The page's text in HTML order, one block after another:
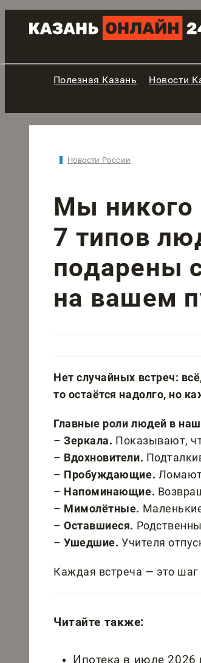
Полезная Казань Новости
Новости России
Мы никого
7 типов
подарены
на вашем
Нет случайных встреч:
то остаётся надолго, но
Главные роли людей в
–Зеркала. Показывают,
– Вдохновители.
– Пробуждающие.
– Напоминающие.
– Мимолётные.
–Оставшиеся.
–Ушедшие. Учителя
Каждая встреча — это шаг
Читайте также:
Ипотека в июле 2026